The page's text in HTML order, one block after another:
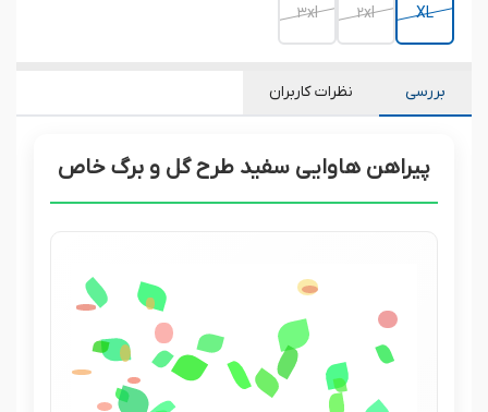
XL
2xl
3xl
بررسی نظرات کاربران
پیراهن هاوایی سفید طرح گل و برگ خاص